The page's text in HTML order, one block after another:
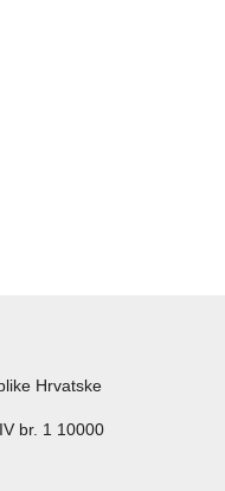
Hrvatske
br. 1 10000